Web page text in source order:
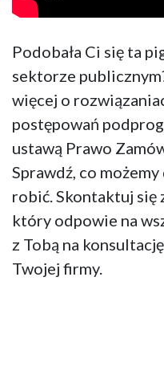
Podobała Ci się ta
sektorze
więcej o
postępowań
ustawą Prawo
Sprawdź, co
robić. Skontaktuj się
który odpowie na
z Tobą na
Twojej firmy.